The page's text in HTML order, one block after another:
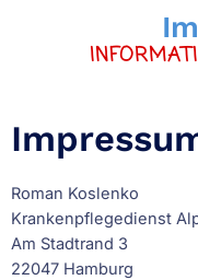
Roman Koslenko
Krankenpflegedienst
Am Stadtrand 3
22047 Hamburg